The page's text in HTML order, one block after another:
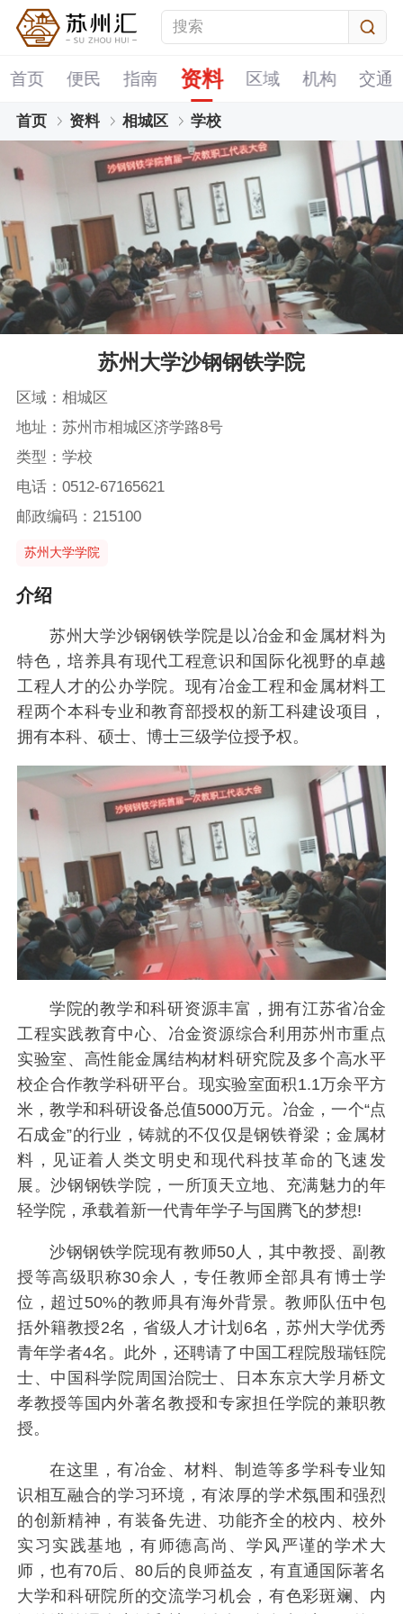
首页 便民 指南 资料 区域 机构 交通
首页 资料 相城区 学校
苏州大学沙钢钢铁学院
区域：相城区
地址：苏州市相城区济学路8号
类型：学校
电话：0512-67165621
邮政编码：215100
苏州大学学院
介绍
苏州大学沙钢钢铁学院是以冶金和金属材料为
特色，培养具有现代工程意识和国际化视野的卓越
工程人才的公办学院。现有冶金工程和金属材料工
程两个本科专业和教育部授权的新工科建设项目，
拥有本科、硕士、博士三级学位授予权。
学院的教学和科研资源丰富，拥有江苏省冶金
工程实践教育中心、冶金资源综合利用苏州市重点
实验室、高性能金属结构材料研究院及多个高水平
校企合作教学科研平台。现实验室面积1.1万余平方
米，教学和科研设备总值5000万元。冶金，一个“点
石成金”的行业，铸就的不仅仅是钢铁脊梁；金属材
料，见证着人类文明史和现代科技革命的飞速发
展。沙钢钢铁学院，一所顶天立地、充满魅力的年
轻学院，承载着新一代青年学子与国腾飞的梦想!
沙钢钢铁学院现有教师50人，其中教授、副教
授等高级职称30余人，专任教师全部具有博士学
位，超过50%的教师具有海外背景。教师队伍中包
括外籍教授2名，省级人才计划6名，苏州大学优秀
青年学者4名。此外，还聘请了中国工程院殷瑞钰院
士、中国科学院周国治院士、日本东京大学月桥文
孝教授等国内外著名教授和专家担任学院的兼职教
授。
在这里，有冶金、材料、制造等多学科专业知
识相互融合的学习环境，有浓厚的学术氛围和强烈
的创新精神，有装备先进、功能齐全的校内、校外
实习实践基地，有师德高尚、学风严谨的学术大
师，也有70后、80后的良师益友，有直通国际著名
大学和科研院所的交流学习机会，有色彩斑斓、内